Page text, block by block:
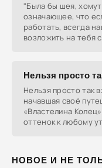
НОВОЕ И НЕ
"Была бы шея,
означающее, что
работать, всегда
возложить на тебя
Нельзя просто
Нельзя просто так
начавшая своё
«Властелина
оттенок к любому